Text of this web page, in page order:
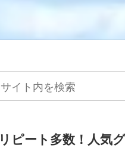
リピート多数！人気